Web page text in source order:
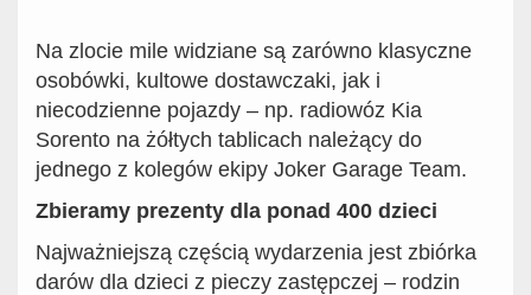
Na zlocie mile widziane są zarówno klasyczne
osobówki, kultowe dostawczaki, jak i
niecodzienne pojazdy – np. radiowóz Kia
Sorento na żółtych tablicach należący do
jednego z kolegów ekipy Joker Garage Team.
Zbieramy prezenty dla ponad 400 dzieci
Najważniejszą częścią wydarzenia jest zbiórka
darów dla dzieci z pieczy zastępczej – rodzin